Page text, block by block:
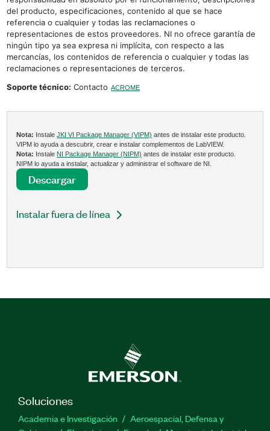
del producto, especificaciones, contenido al que se hace
referencia o cualquier y todas las reclamaciones o
representaciones de estos proveedores. NI no ofrece garantía de
ningún tipo ya sea expresa ni implícita, con respecto a las
mercancías, los contenidos de referencia o cualquier y todas las
reclamaciones o representaciones de terceros.
Soporte técnico: Contacto ACROME
Nota: InstaleJKI VI Package Manager (VIPM) antes de instalar este producto.
VIPM lo ayuda a descubrir, crear e instalar complementos de LabVIEW.
Nota: Instale NI Package Manager (NIPM) antes de instalar este producto.
NIPM lo ayuda a instalar, actualizar y administrar el software de NI.
Descargar
Instalar fuera de línea
Soluciones
Academia e Investigación
Aeroespacial, Defensa y